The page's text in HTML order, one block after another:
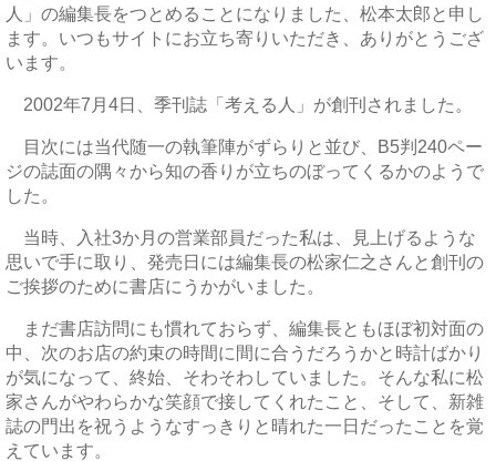
人」の編集長をつとめることになりました、松本太郎と申し
ます。いつもサイトにお立ち寄りいただき、ありがとうござ
います。
2002年7月4日、季刊誌「考える人」が創刊されました。
目次には当代随一の執筆陣がずらりと並び、B5判240ペー
ジの誌面の隅々から知の香りが立ちのぼってくるかのようで
した。
当時、入社3か月の営業部員だった私は、見上げるような
思いで手に取り、発売日には編集長の松家仁之さんと創刊の
ご挨拶のために書店にうかがいました。
まだ書店訪問にも慣れておらず、編集長ともほぼ初対面の
中、次のお店の約束の時間に間に合うだろうかと時計ばかり
が気になって、終始、そわそわしていました。そんな私に松
家さんがやわらかな笑顔で接してくれたこと、そして、新雑
誌の門出を祝うようなすっきりと晴れた一日だったことを覚
えています。